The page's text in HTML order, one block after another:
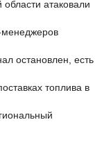
атаковали
остановлен, есть
топлива в